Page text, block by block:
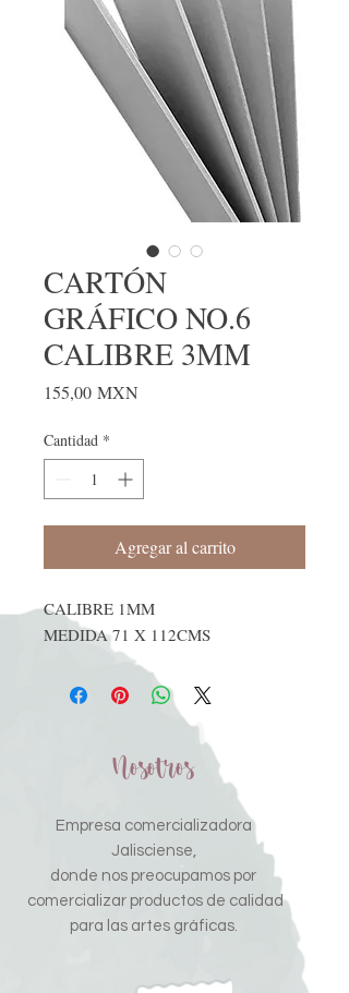
CARTÓN
GRÁFICO NO.6
CALIBRE 3MM
155,00 MXN
Cantidad *
Agregar al carrito
CALIBRE 1MM
MEDIDA 71 X 112CMS
Nosotros
Empresa comercializadora
Jalisciense,
donde nos preocupamos por
comercializar productos de calidad
para las artes gráficas.